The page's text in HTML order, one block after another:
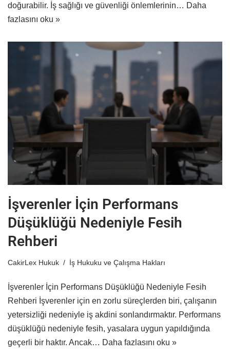
doğurabilir. İş sağlığı ve güvenliği önlemlerinin… Daha
fazlasını oku »
İşverenler İçin Performans
Düşüklüğü Nedeniyle Fesih
Rehberi
CakirLex Hukuk İş Hukuku ve Çalışma Hakları
İşverenler İçin Performans Düşüklüğü Nedeniyle Fesih
Rehberi İşverenler için en zorlu süreçlerden biri, çalışanın
yetersizliği nedeniyle iş akdini sonlandırmaktır. Performans
düşüklüğü nedeniyle fesih, yasalara uygun yapıldığında
geçerli bir haktır. Ancak… Daha fazlasını oku »